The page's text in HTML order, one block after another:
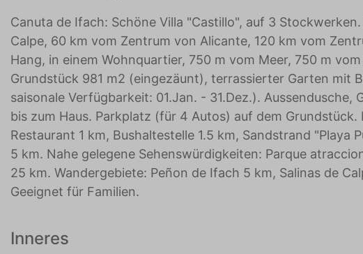
Canuta de Ifach: Schöne Villa "Castillo", auf 3
Calpe, 60 km vom Zentrum von Alicante, 120 km vom
Hang, in einem Wohnquartier, 750 m vom Meer, 750 m
Grundstück 981 m2 (eingezäunt), terrassierter Garten mit
saisonale Verfügbarkeit: 01.Jan. - 31.Dez.).
bis zum Haus. Parkplatz (für 4 Autos) auf dem
Restaurant 1 km, Bushaltestelle 1.5 km, Sandstrand
5 km. Nahe gelegene Sehenswürdigkeiten: Parque
25 km. Wandergebiete: Peñon de Ifach 5 km, Salinas de
Geeignet für Familien.
Inneres